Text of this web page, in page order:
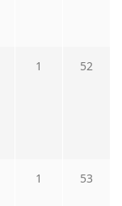
1 52
1 53